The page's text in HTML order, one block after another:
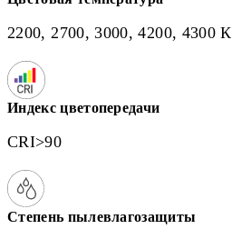
2200, 2700, 3000, 4200, 4300 К
Индекс цветопередачи
CRI>90
Степень пылевлагозащиты